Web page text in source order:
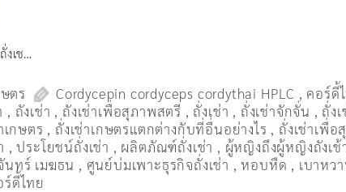
งเช…
ตร Cordycepin cordyceps cordythai HPLC , คอร์ดี้
, ถังเช่า , ถังเช่าเพื่อสุภาพสตรี , ถั่งเช่า , ถั่งเช่าจักจั่น , ถั่ง
เกษตร , ถั่งเช่าเกษตรแตกต่างกับที่อื่นอย่างไร , ถั่งเช่าเพื่
,ประโยชน์ถั่งเช่า , ผลิตภัณฑ์ถั่งเช่า , ผู้หญิงถึงผู้หญิงถังเช้
ทร์ เมฆธน , ศูนย์บ่มเพาะธุรกิจถั่งเช่า ,หอบหืด , เบาหว
ร์ดี้ไทย